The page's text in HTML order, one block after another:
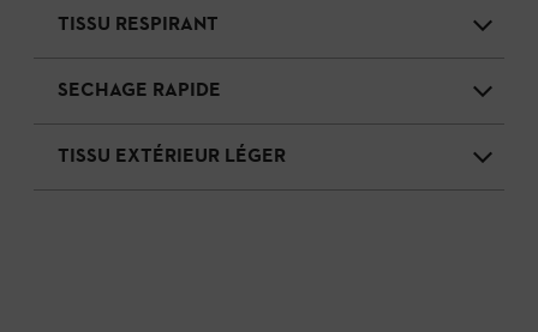
TISSU RESPIRANT
SECHAGE RAPIDE
TISSU EXTÉRIEUR LÉGER